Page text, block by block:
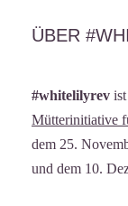
ÜBER
#whitelilyrev
Mütterinitiative
dem 25.
und dem 10.